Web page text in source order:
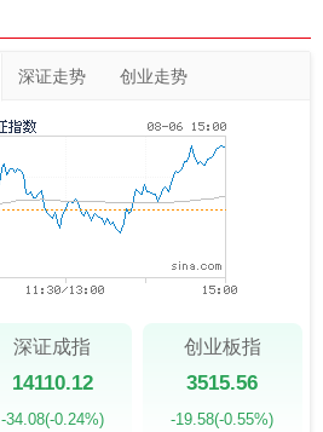
深证走势 创业走势
深证成指
14110.12
-34.08(-0.24%)
创业板指
3515.56
-19.58(-0.55%)